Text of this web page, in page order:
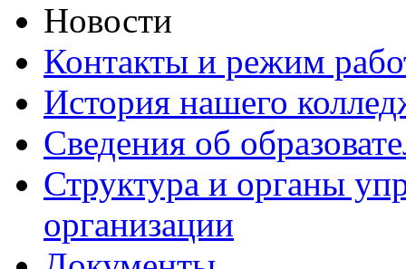
Новости
Контакты и режим
История нашего
Сведения об
Структура и органы
организации